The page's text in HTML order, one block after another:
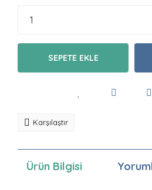
SEPETE EKLE
Karşılaştır
Ürün Bilgisi